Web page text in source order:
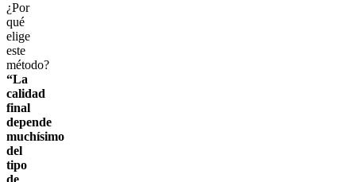
¿Por
qué
elige
este
método?
“La
calidad
final
depende
muchísimo
del
tipo